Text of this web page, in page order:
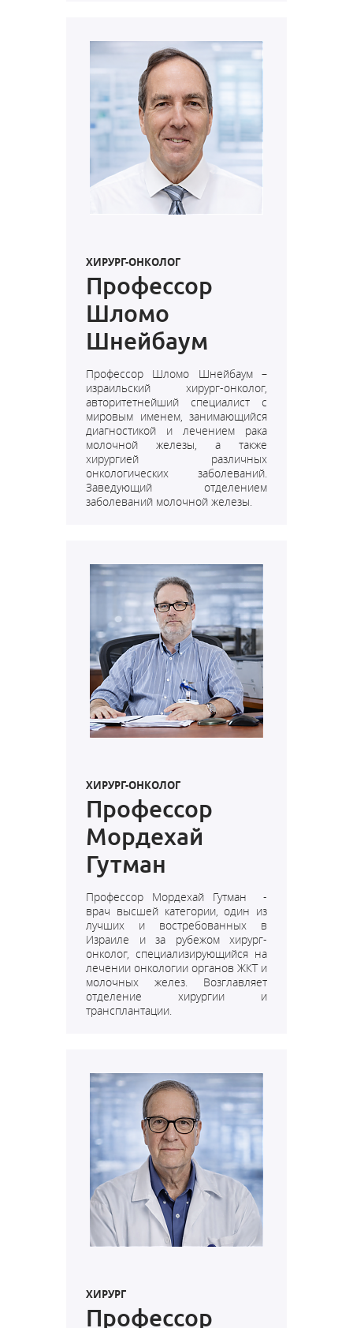
ХИРУРГ-ОНКОЛОГ
Профессор
Шломо
Шнейбаум
Профессор Шломо Шнейбаум –
израильский хирург-онколог,
авторитетнейший специалист с
мировым именем, занимающийся
диагностикой и лечением рака
молочной железы, а также
хирургией различных
онкологических заболеваний.
Заведующий отделением
заболеваний молочной железы.
ХИРУРГ-ОНКОЛОГ
Профессор
Мордехай
Гутман
Профессор Мордехай Гутман -
врач высшей категории, один из
лучших и востребованных в
Израиле и за рубежом хирург-
онколог, специализирующийся на
лечении онкологии органов ЖКТ и
молочных желез. Возглавляет
отделение хирургии и
трансплантации.
ХИРУРГ
Профессор